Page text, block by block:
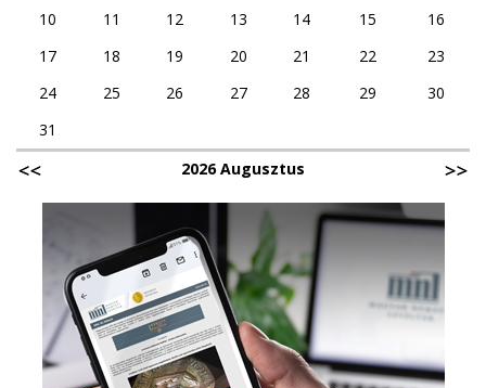
10
11 12 13 14 15
16
17
18 19 20 21 22
23
24
25 26 27 28 29
30
31
2026 Augusztus